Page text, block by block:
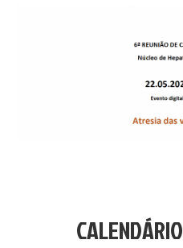
CALENDÁRIO